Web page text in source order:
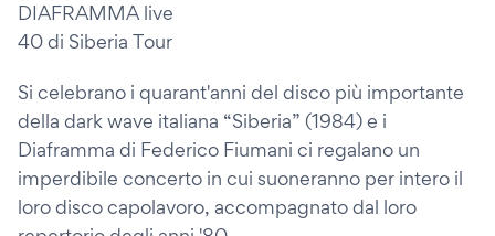
DIAFRAMMA live
40 di Siberia Tour
Si celebrano i quarant'anni del disco più importante
della dark wave italiana “Siberia” (1984) e i
Diaframma di Federico Fiumani ci regalano un
imperdibile concerto in cui suoneranno per intero il
loro disco capolavoro, accompagnato dal loro